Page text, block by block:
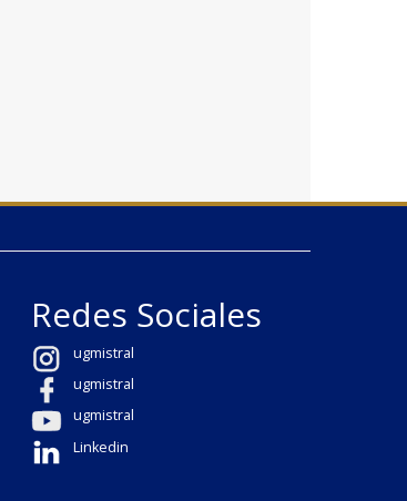
Redes Sociales
ugmistral
ugmistral
ugmistral
Linkedin